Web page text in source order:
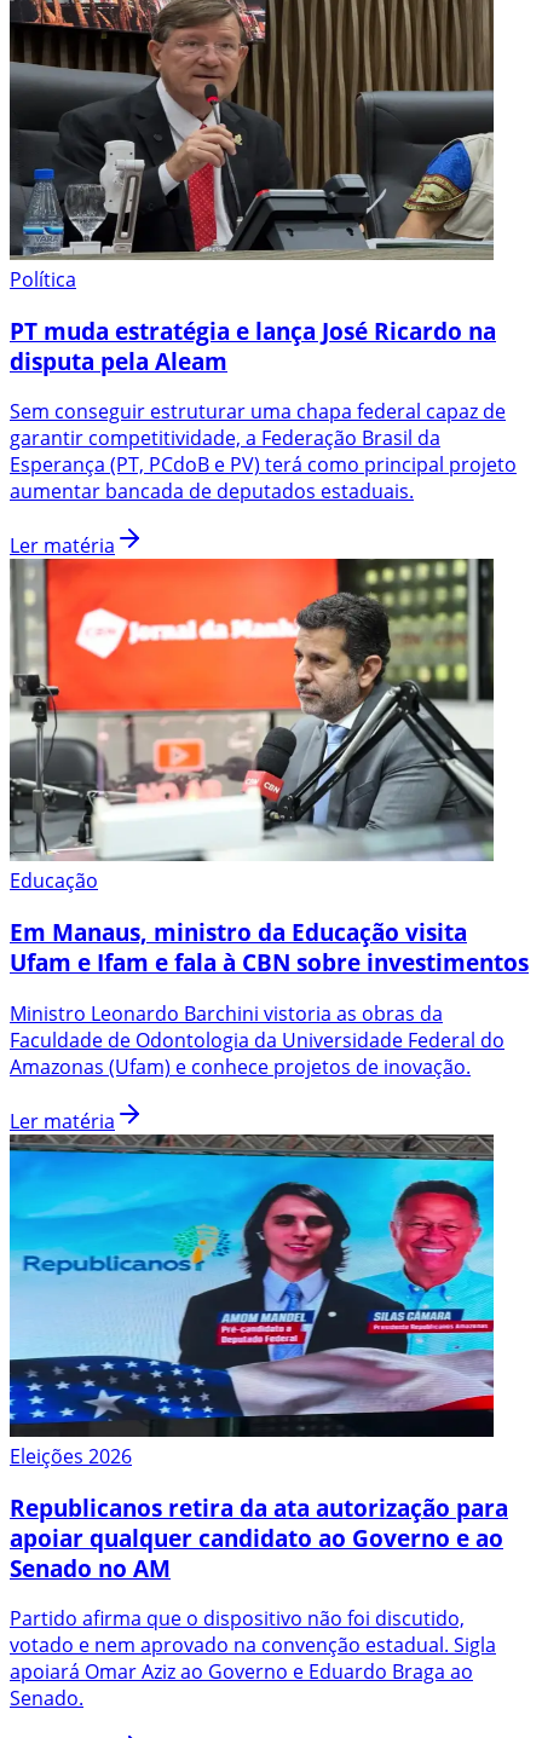
Política
PT muda estratégia e lança José Ricardo na
disputa pela Aleam
Sem conseguir estruturar uma chapa federal capaz de
garantir competitividade, a Federação Brasil da
Esperança (PT, PCdoB e PV) terá como principal projeto
aumentar bancada de deputados estaduais.
Ler matéria
Educação
Em Manaus, ministro da Educação visita
Ufam e Ifam e fala à CBN sobre investimentos
Ministro Leonardo Barchini vistoria as obras da
Faculdade de Odontologia da Universidade Federal do
Amazonas (Ufam) e conhece projetos de inovação.
Ler matéria
Eleições 2026
Republicanos retira da ata autorização para
apoiar qualquer candidato ao Governo e ao
Senado no AM
Partido afirma que o dispositivo não foi discutido,
votado e nem aprovado na convenção estadual. Sigla
apoiará Omar Aziz ao Governo e Eduardo Braga ao
Senado.